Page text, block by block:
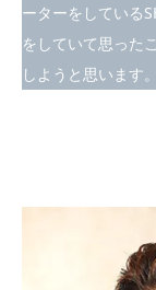
ーターをしている
をしていて思った
しようと思います